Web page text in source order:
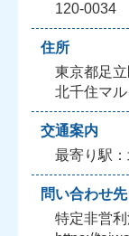
120-0034
住所
東京都足
北千住マ
交通案内
最寄り駅
問い合わせ先
特定非営